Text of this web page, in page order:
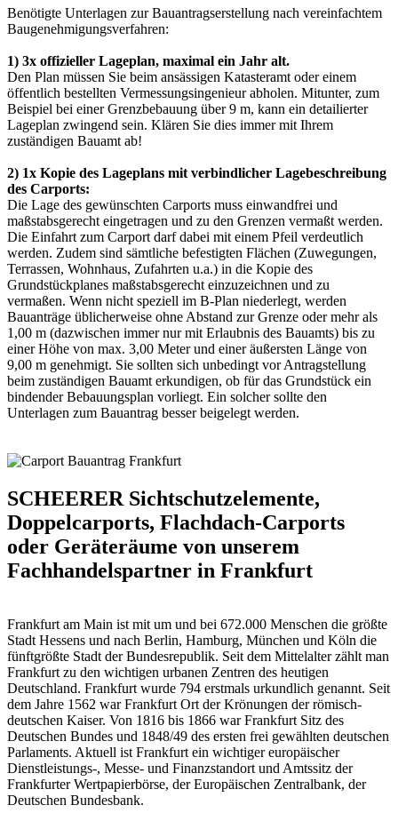
Benötigte Unterlagen zur Bauantragserstellung nach vereinfachtem
Baugenehmigungsverfahren:
1) 3x offizieller Lageplan, maximal ein Jahr alt.
Den Plan müssen Sie beim ansässigen Katasteramt oder einem
öffentlich bestellten Vermessungsingenieur abholen. Mitunter, zum
Beispiel bei einer Grenzbebauung über 9 m, kann ein detailierter
Lageplan zwingend sein. Klären Sie dies immer mit Ihrem
zuständigen Bauamt ab!
2) 1x Kopie des Lageplans mit verbindlicher Lagebeschreibung
des Carports:
Die Lage des gewünschten Carports muss einwandfrei und
maßstabsgerecht eingetragen und zu den Grenzen vermaßt werden.
Die Einfahrt zum Carport darf dabei mit einem Pfeil verdeutlich
werden. Zudem sind sämtliche befestigten Flächen (Zuwegungen,
Terrassen, Wohnhaus, Zufahrten u.a.) in die Kopie des
Grundstückplanes maßstabsgerecht einzuzeichnen und zu
vermaßen. Wenn nicht speziell im B-Plan niederlegt, werden
Bauanträge üblicherweise ohne Abstand zur Grenze oder mehr als
1,00 m (dazwischen immer nur mit Erlaubnis des Bauamts) bis zu
einer Höhe von max. 3,00 Meter und einer äußersten Länge von
9,00 m genehmigt. Sie sollten sich unbedingt vor Antragstellung
beim zuständigen Bauamt erkundigen, ob für das Grundstück ein
bindender Bebauungsplan vorliegt. Ein solcher sollte den
Unterlagen zum Bauantrag besser beigelegt werden.
SCHEERER Sichtschutzelemente,
Doppelcarports, Flachdach-Carports
oder Geräteräume von unserem
Fachhandelspartner in Frankfurt
Frankfurt am Main ist mit um und bei 672.000 Menschen die größte
Stadt Hessens und nach Berlin, Hamburg, München und Köln die
fünftgrößte Stadt der Bundesrepublik. Seit dem Mittelalter zählt man
Frankfurt zu den wichtigen urbanen Zentren des heutigen
Deutschland. Frankfurt wurde 794 erstmals urkundlich genannt. Seit
dem Jahre 1562 war Frankfurt Ort der Krönungen der römisch-
deutschen Kaiser. Von 1816 bis 1866 war Frankfurt Sitz des
Deutschen Bundes und 1848/49 des ersten frei gewählten deutschen
Parlaments. Aktuell ist Frankfurt ein wichtiger europäischer
Dienstleistungs-, Messe- und Finanzstandort und Amtssitz der
Frankfurter Wertpapierbörse, der Europäischen Zentralbank, der
Deutschen Bundesbank.